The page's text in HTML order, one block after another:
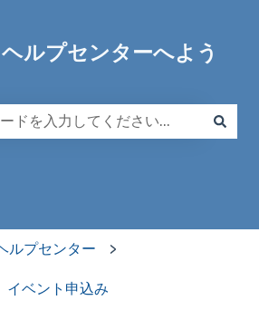
ルプセンターへよう
ルプセンター
イベント申込み